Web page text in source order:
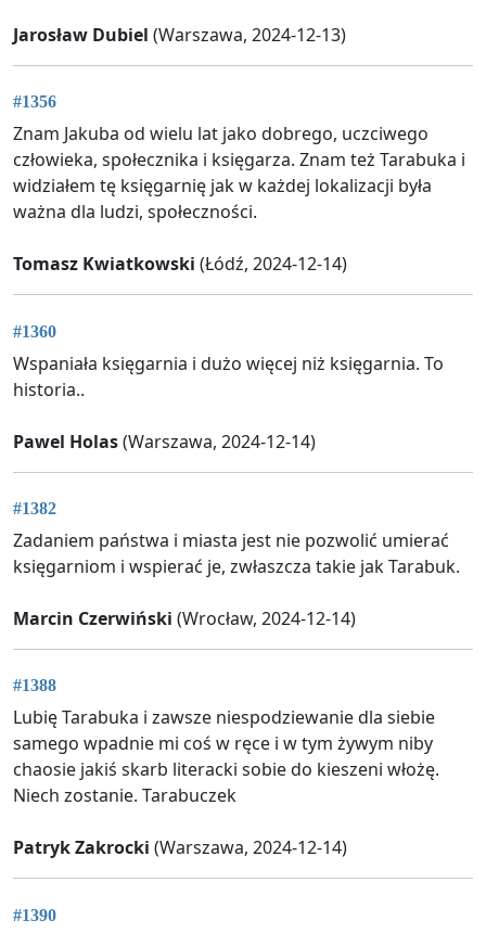
Jarosław Dubiel (Warszawa, 2024-12-13)
#1356
Znam Jakuba od wielu lat jako dobrego, uczciwego
człowieka, społecznika i księgarza. Znam też Tarabuka i
widziałem tę księgarnię jak w każdej lokalizacji była
ważna dla ludzi, społeczności.
Tomasz Kwiatkowski (Łódź, 2024-12-14)
#1360
Wspaniała księgarnia i dużo więcej niż księgarnia. To
historia..
Pawel Holas(Warszawa, 2024-12-14)
#1382
Zadaniem państwa i miasta jest nie pozwolić umierać
księgarniom i wspierać je, zwłaszcza takie jak Tarabuk.
Marcin Czerwiński (Wrocław, 2024-12-14)
#1388
Lubię Tarabuka i zawsze niespodziewanie dla siebie
samego wpadnie mi coś w ręce i w tym żywym niby
chaosie jakiś skarb literacki sobie do kieszeni włożę.
Niech zostanie. Tarabuczek
Patryk Zakrocki (Warszawa, 2024-12-14)
#1390